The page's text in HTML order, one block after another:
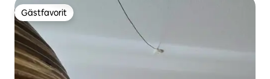
Gästfavorit
Gästfavorit